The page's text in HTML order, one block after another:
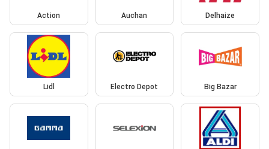
Action Auchan Delhaize
Lidl Electro Depot Big Bazar